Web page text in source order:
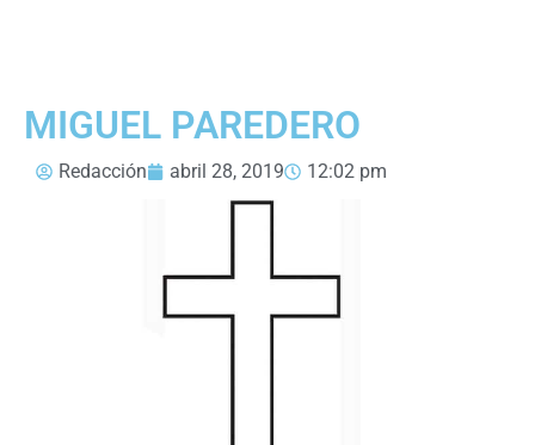
MIGUEL PAREDERO
Redacción abril 28, 2019 12:02 pm